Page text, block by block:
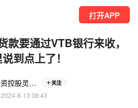
打开APP
款要通过VTB银行来收，
到点上了！
国资控股灵活用工平台 关注
2024-8-13 08:43